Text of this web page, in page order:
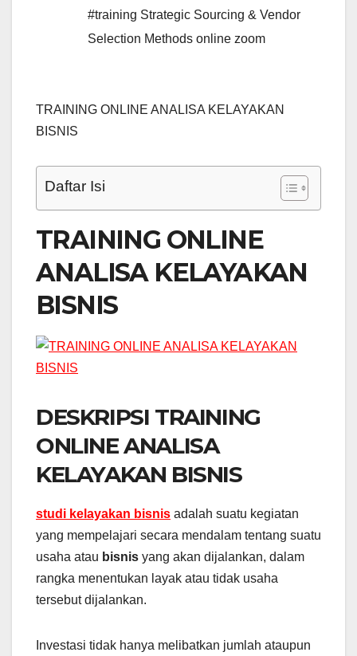
#training Strategic Sourcing & Vendor
Selection Methods online zoom
TRAINING ONLINE ANALISA KELAYAKAN
BISNIS
Daftar Isi
TRAINING ONLINE
ANALISA KELAYAKAN
BISNIS
DESKRIPSI TRAINING
ONLINE ANALISA
KELAYAKAN BISNIS
studi kelayakan bisnis adalah suatu kegiatan
yang mempelajari secara mendalam tentang suatu
usaha atau bisnis yang akan dijalankan, dalam
rangka menentukan layak atau tidak usaha
tersebut dijalankan.
Investasi tidak hanya melibatkan jumlah ataupun